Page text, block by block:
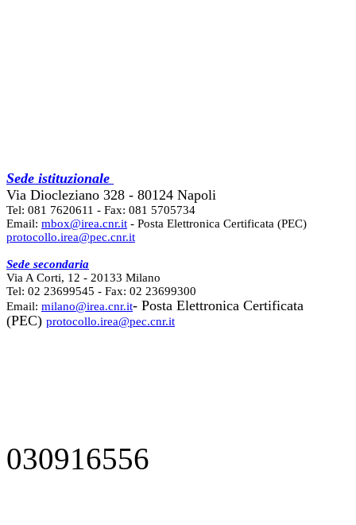
Sede istituzionale
Via Diocleziano 328 - 80124 Napoli
Tel: 081 7620611 - Fax: 081 5705734
Email: mbox@irea.cnr.it - Posta Elettronica Certificata (PEC)
protocollo.irea@pec.cnr.it
Sede secondaria
Via A Corti, 12 - 20133 Milano
Tel: 02 23699545 - Fax: 02 23699300
Email: milano@irea.cnr.it- Posta Elettronica Certificata
(PEC) protocollo.irea@pec.cnr.it
030916556